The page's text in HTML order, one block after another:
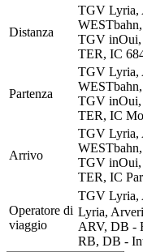
Distanza
TGV Lyria,
TGV inOui,
TER, IC
Partenza
TGV Lyria,
TGV inOui,
TER, IC
Arrivo
TGV Lyria,
TGV inOui,
TER, IC
Operatore di
viaggio
TGV Lyria,
Lyria,
ARV, DB -
RB, DB -